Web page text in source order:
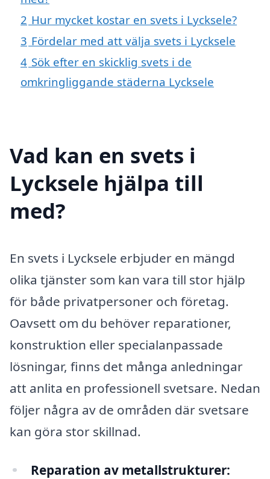
2 Hur mycket kostar en svets i Lycksele?
3 Fördelar med att välja svets i Lycksele
4 Sök efter en skicklig svets i de
omkringliggande städerna Lycksele
Vad kan en svets i
Lycksele hjälpa till
med?
En svets i Lycksele erbjuder en mängd
olika tjänster som kan vara till stor hjälp
för både privatpersoner och företag.
Oavsett om du behöver reparationer,
konstruktion eller specialanpassade
lösningar, finns det många anledningar
att anlita en professionell svetsare. Nedan
följer några av de områden där svetsare
kan göra stor skillnad.
Reparation av metallstrukturer: